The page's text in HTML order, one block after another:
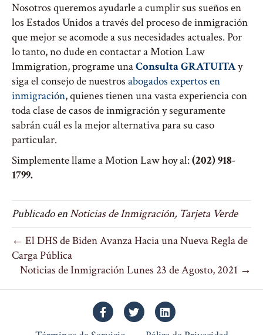
Nosotros queremos ayudarle a cumplir sus sueños en
los Estados Unidos a través del proceso de inmigración
que mejor se acomode a sus necesidades actuales. Por
lo tanto, no dude en contactar a Motion Law
Immigration, programe unaConsulta GRATUITAy
siga el consejo de nuestros abogados expertos en
inmigración, quienes tienen una vasta experiencia con
toda clase de casos de inmigración y seguramente
sabrán cuál es la mejor alternativa para su caso
particular.
Simplemente llame a Motion Law hoy al:(202) 918-
1799.
Publicado enNoticias de Inmigración, Tarjeta Verde
← El DHS de Biden Avanza Hacia una Nueva Regla de
Carga Pública
Noticias de Inmigración Lunes 23 de Agosto, 2021 →
FacebookTwitterLinkedin